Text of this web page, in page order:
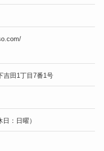
吉田1丁目7番1号
：日曜）